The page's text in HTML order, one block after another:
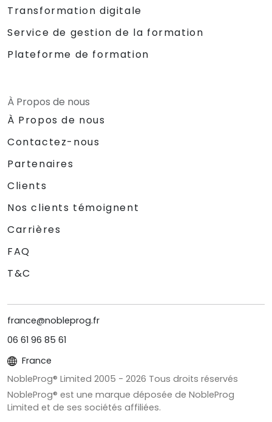
Transformation digitale
Service de gestion de la formation
Plateforme de formation
À Propos de nous
À Propos de nous
Contactez-nous
Partenaires
Clients
Nos clients témoignent
Carrières
FAQ
T&C
france@nobleprog.fr
06 61 96 85 61
France
NobleProg® Limited 2005 - 2026 Tous droits réservés
NobleProg® est une marque déposée de NobleProg
Limited et de ses sociétés affiliées.